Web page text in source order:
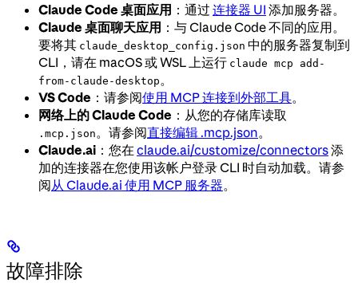
Claude Code 桌面应用 ：通过 连接器 UI 添加服务器。
Claude 桌面聊天应用 ：与 Claude Code 不同的应用。
要将其 claude_desktop_config.json 中的服务器复制到
CLI，请在 macOS 或 WSL 上运行 claude mcp add-
from-claude-desktop 。
VS Code ：请参阅使用 MCP 连接到外部工具。
网络上的 Claude Code ：从您的存储库读取
.mcp.json 。请参阅直接编辑 .mcp.json。
Claude.ai ：您在 claude.ai/customize/connectors添
加的连接器在您使用该帐户登录 CLI 时自动加载。请参
阅从 Claude.ai 使用 MCP 服务器。
故障排除